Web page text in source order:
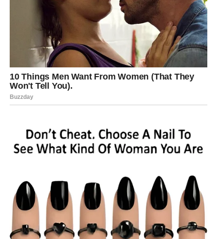
Subota donosi balans, ali i potrebu za jasnim granicama.
Ako si u vezi, razgovor o nečemu što te muči može doneti
olakšanje.
Slobodne Vage mogu imati romantičan susret koji deluje
kao scena iz filma. Ipak, ne idealizuj odmah – pusti da se
pokaže kroz dela.
ŠKORPIJA
ništa nije površno.
Slobodne Škorpije mogu doživeti snažnu hemiju sa
osobom koja im se suprotstavlja. Privlačnost je
magnetna, ali pazi na igrice moći.